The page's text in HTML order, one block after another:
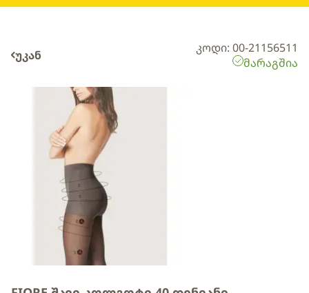
უკან
კოდი: 00-21156511
მარაგშია